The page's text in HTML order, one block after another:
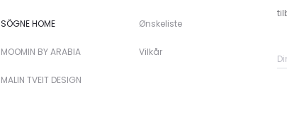
SÖGNE HOME
MOOMIN BY ARABIA
MALIN TVEIT DESIGN
Ønskeliste
Vilkår